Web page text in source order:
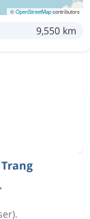
©OpenStreetMapcontributors
9,550 km